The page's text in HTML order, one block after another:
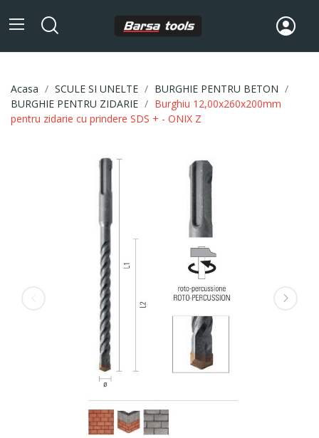
Acasa SCULE SI UNELTE
BURGHIE PENTRU BETON
BURGHIE PENTRU ZIDARIE
Burghiu 12,00x260x200mm
pentru zidarie cu prindere SDS + - ONIX Z